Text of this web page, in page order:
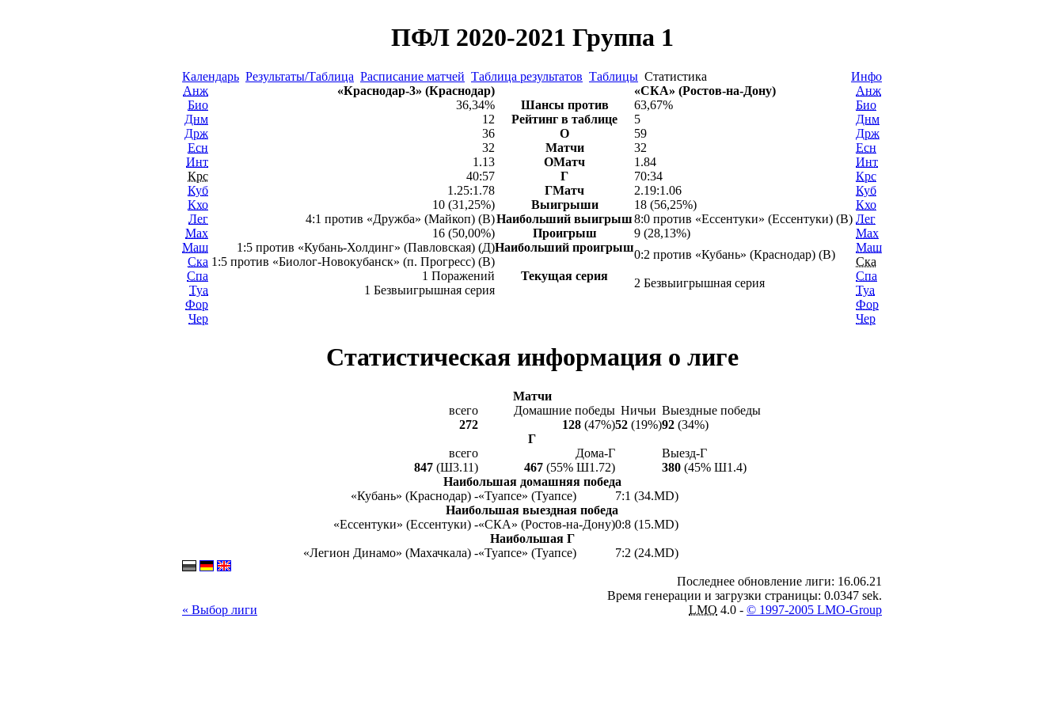
ПФЛ 2020-2021 Группа 1
Календарь Результаты/Таблица Расписание матчей Таблица результатов Таблицы Статистика
Инфо
Анж
Био
Днм
Држ
Есн
Инт
Крс
Куб
Кхо
Лег
Мах
Маш
Ска
Спа
Туа
Фор
Чер
«Краснодар-3» (Краснодар)
«СКА» (Ростов-на-Дону)
36,34%
Шансы против
63,67%
12
Рейтинг в таблице
5
36
О
59
32
Матчи
32
1.13
ОМатч
1.84
40:57
Г
70:34
1.25:1.78
ГМатч
2.19:1.06
10 (31,25%)
Выигрыши
18 (56,25%)
4:1 против «Дружба» (Майкоп) (В)Наибольший выигрыш8:0 против «Ессентуки» (Ессентуки) (В)
16 (50,00%)
Проигрыш
9 (28,13%)
1:5 против «Кубань-Холдинг» (Павловская) (Д)
1:5 против «Биолог-Новокубанск» (п. Прогресс) (В)
Наибольший проигрыш
0:2 против «Кубань» (Краснодар) (В)
1 Поражений
1 Безвыигрышная серия
Текущая серия
2 Безвыигрышная серия
Анж
Био
Днм
Држ
Есн
Инт
Крс
Куб
Кхо
Лег
Мах
Маш
Ска
Спа
Туа
Фор
Чер
Статистическая информация о лиге
Матчи
всего
Домашние победы Ничьи Выездные победы
272
128 (47%)52 (19%)92 (34%)
Г
всего
Дома-Г
Выезд-Г
847 (Ш3.11) 467 (55% Ш1.72) 380 (45% Ш1.4)
Наибольшая домашняя победа
«Кубань» (Краснодар) -«Туапсе» (Туапсе)
7:1 (34.MD)
Наибольшая выездная победа
«Ессентуки» (Ессентуки) -«СКА» (Ростов-на-Дону)0:8 (15.MD)
Наибольшая Г
«Легион Динамо» (Махачкала) -«Туапсе» (Туапсе) 7:2 (24.MD)
« Выбор лиги
Последнее обновление лиги: 16.06.21
Время генерации и загрузки страницы: 0.0347 sek.
LMO 4.0 - © 1997-2005 LMO-Group